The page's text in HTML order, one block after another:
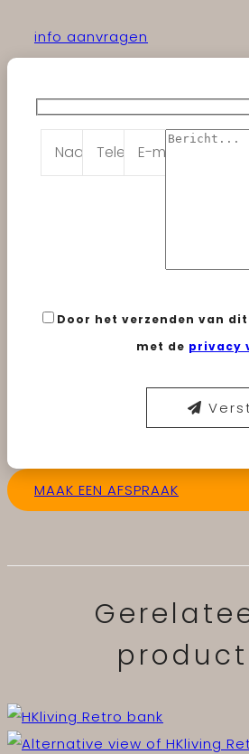
info aanvragen
Door het verzenden van
met de privacy
MAAK EEN AFSPRAAK